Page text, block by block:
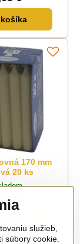
170 mm
20 ks
služieb,
súbory cookie.